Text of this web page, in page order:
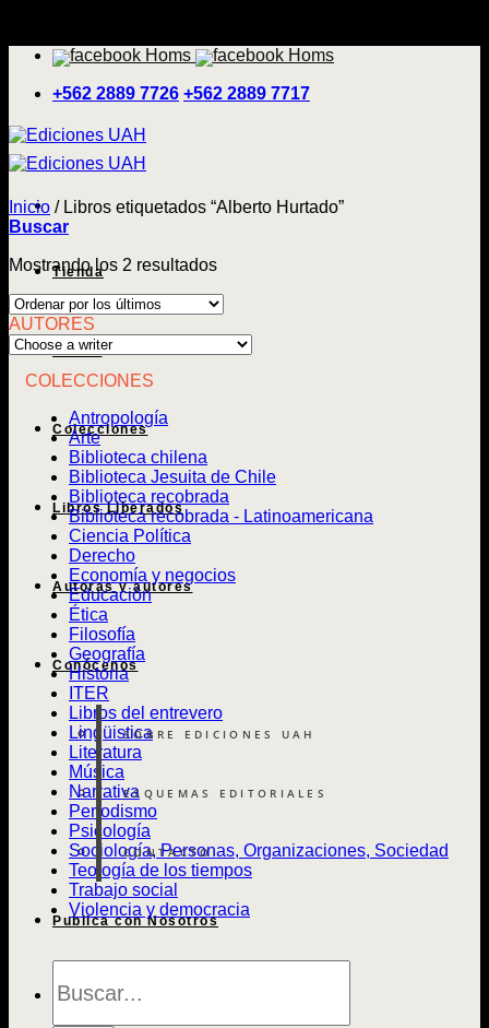
contenido
+562 2889 7726 +562 2889 7717
Tienda
Temas
Colecciones
Libros Liberados
Autoras y autores
Conócenos
SOBRE EDICIONES UAH
ESQUEMAS EDITORIALES
CONTACTO
Publica con Nosotros
de
Inicio /Libros etiquetados “Alberto Hurtado”
Buscar
Mostrando los 2 resultadosOrdenado
los
AUTORES
COLECCIONES
Antropología
Arte
Biblioteca chilena
Biblioteca Jesuita de Chile
Biblioteca recobrada
Biblioteca recobrada - Latinoamericana
Ciencia Política
Derecho
Economía y negocios
Educación
Ética
Filosofía
Geografía
Historia
ITER
Libros del entrevero
Lingüistica
Literatura
Música
Narrativa
Periodismo
Psicología
Sociología, Personas, Organizaciones, Sociedad
Teología de los tiempos
Trabajo social
Violencia y democracia